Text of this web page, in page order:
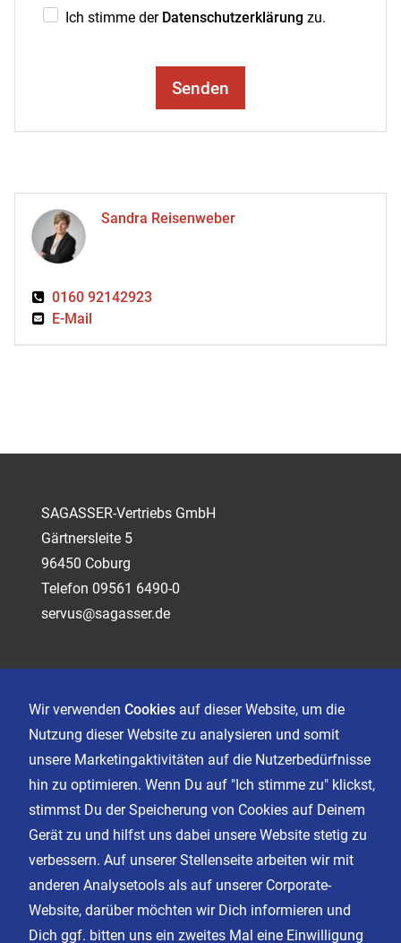
Ich stimme der Datenschutzerklärung zu.
Senden
Sandra Reisenweber
0160 92142923
E-Mail
SAGASSER-Vertriebs GmbH
Gärtnersleite 5
96450 Coburg
Telefon 09561 6490-0
servus@sagasser.de
Karriere
Impressum
Datenschutz
AGB
Cookie Einstellungen
Facebook
Wir verwenden Cookies auf dieser Website, um die
Nutzung dieser Website zu analysieren und somit
unsere Marketingaktivitäten auf die Nutzerbedürfnisse
hin zu optimieren. Wenn Du auf "Ich stimme zu" klickst,
stimmst Du der Speicherung von Cookies auf Deinem
Gerät zu und hilfst uns dabei unsere Website stetig zu
verbessern. Auf unserer Stellenseite arbeiten wir mit
anderen Analysetools als auf unserer Corporate-
Website, darüber möchten wir Dich informieren und
Dich ggf. bitten uns ein zweites Mal eine Einwilligung